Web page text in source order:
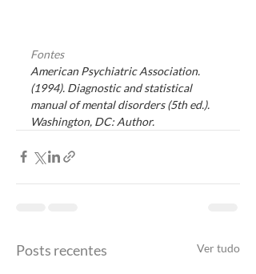
Fontes
American Psychiatric Association.
(1994). Diagnostic and statistical
manual of mental disorders (5th ed.).
Washington, DC: Author.
Posts recentes Ver tudo